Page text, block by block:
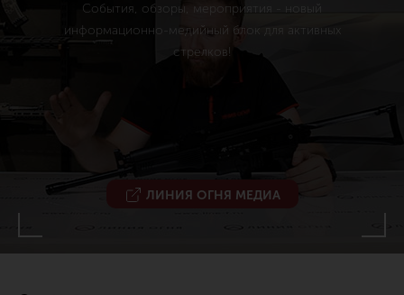
События, обзоры, мероприятия - новый
информационно-медийный блок для активных
стрелков!
ЛИНИЯ ОГНЯ МЕДИА